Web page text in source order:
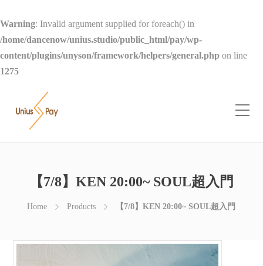
Warning: Invalid argument supplied for foreach() in
/home/dancenow/unius.studio/public_html/pay/wp-
content/plugins/unyson/framework/helpers/general.php on line
1275
【7/8】KEN 20:00~ SOUL超入門
Home Products 【7/8】KEN 20:00~ SOUL超入門